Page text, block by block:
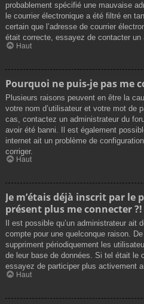
probablement spécifié une mauvaise
le courrier électronique a été filtré en
certain que l’adresse de courrier
était correcte, essayez de contacter un
Haut
Pourquoi ne puis-je pas me
Plusieurs raisons peuvent en être la
votre nom d’utilisateur et votre mot de
cas, contactez un administrateur du
avoir été banni. Il est également
internet ait un problème de
corriger.
Haut
Je m’étais déjà inscrit par le
présent plus me connecter ?!
Il est possible qu’un administrateur ait
compte pour une quelconque raison.
suppriment périodiquement les
de leur base de données. Si tel était le
essayez de participer plus activement
Haut